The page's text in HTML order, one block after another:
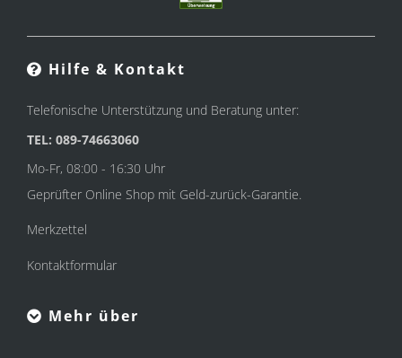
Hilfe & Kontakt
Telefonische Unterstützung und Beratung unter:
TEL: 089-74663060
Mo-Fr, 08:00 - 16:30 Uhr
Geprüfter Online Shop mit Geld-zurück-Garantie.
Merkzettel
Kontaktformular
Mehr über